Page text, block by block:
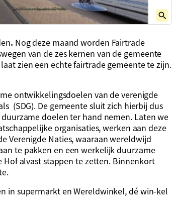
. Nog deze maand worden Fairtrade
van de zes kernen van de gemeente
zien een echte fairtrade gemeente te zijn.
ontwikkelingsdoelen van de verenigde
(SDG). De gemeente sluit zich hierbij dus
doelen ter hand nemen. Laten we
organisaties, werken aan deze
Verenigde Naties, waaraan wereldwijd
te pakken en een werkelijk duurzame
alvast stappen te zetten. Binnenkort
in supermarkt en Wereldwinkel, dé win-kel